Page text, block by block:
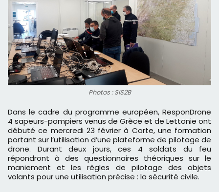
Photos : SIS2B
Dans le cadre du programme européen, ResponDrone
4 sapeurs-pompiers venus de Grèce et de Lettonie ont
débuté ce mercredi 23 février à Corte, une formation
portant sur l’utilisation d’une plateforme de pilotage de
drone. Durant deux jours, ces 4 soldats du feu
répondront à des questionnaires théoriques sur le
maniement et les règles de pilotage des objets
volants pour une utilisation précise : la sécurité civile.